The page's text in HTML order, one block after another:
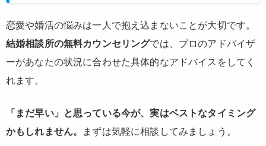
恋愛や婚活の悩みは一人で抱え込まないことが大切です。
結婚相談所の無料カウンセリングでは、プロのアドバイザ
ーがあなたの状況に合わせた具体的なアドバイスをしてく
れます。
「まだ早い」と思っている今が、実はベストなタイミング
かもしれません。
まずは気軽に相談してみましょう。